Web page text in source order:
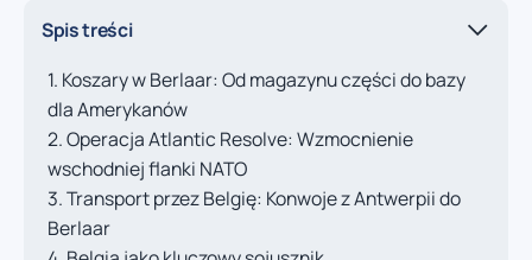
Spis treści
Koszary w Berlaar: Od magazynu części do bazy
dla Amerykanów
Operacja Atlantic Resolve: Wzmocnienie
wschodniej flanki NATO
Transport przez Belgię: Konwoje z Antwerpii do
Berlaar